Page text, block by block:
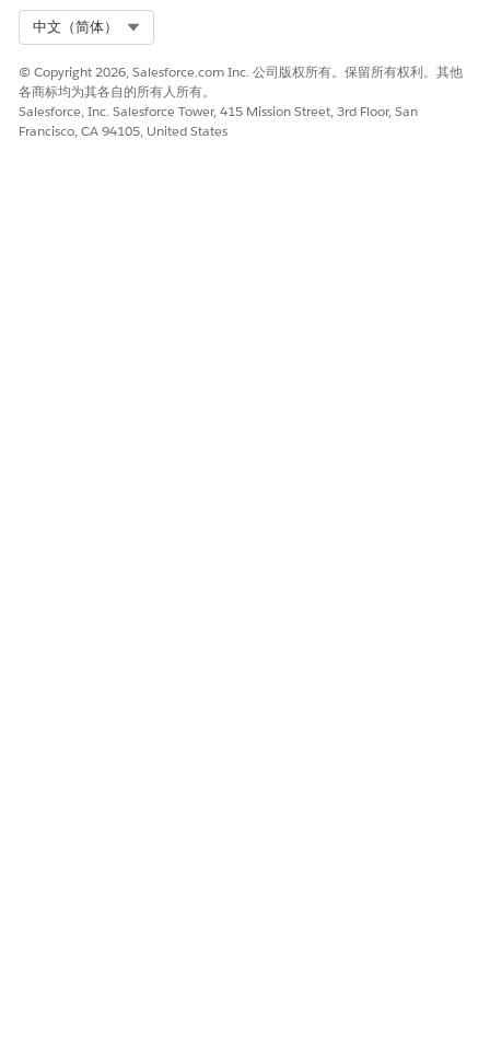
建议的补救措施
1.取消选中站点设置中的“允许来宾用户访问公共 API”。
2.取消选中来宾简档中的“已启用 API”。
安全健康审查指导
中文（简体）
© Copyright 2026, Salesforce.com Inc. 公司版权所有。保留所有权利。其他
各商标均为其各自的所有人所有。
Salesforce, Inc. Salesforce Tower, 415 Mission Street, 3rd Floor, San
Francisco, CA 94105, United States